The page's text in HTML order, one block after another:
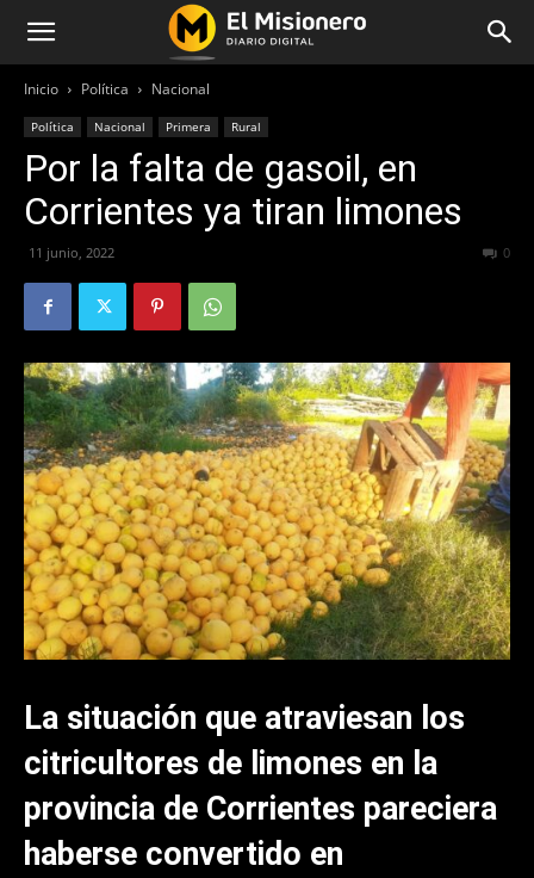
Inicio Política Nacional
Política Nacional Primera Rural
Por la falta de gasoil, en
Corrientes ya tiran limones
11 junio, 2022 0
La situación que atraviesan los
citricultores de limones en la
provincia de Corrientes pareciera
haberse convertido en